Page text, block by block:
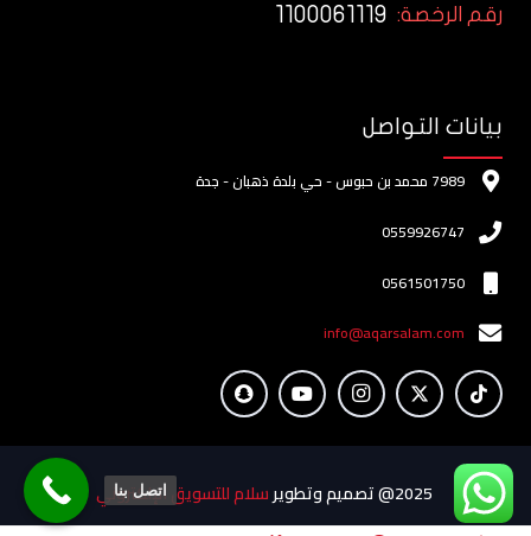
رقم الرخصة: 1100061119
بيانات التواصل
7989 محمد بن حبوس - حي بلدة ذهبان - جدة
0559926747
0561501750
info@aqarsalam.com
سلام للتسويق الإلكتروني
اتصل بنا